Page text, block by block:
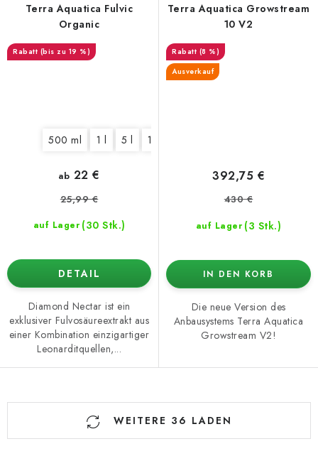
Terra Aquatica Fulvic
Organic
(bis zu 19 %)
500 ml 1 l 5 l 10 l
auf Lager (30 Stk.)
ab 22 €
25,99 €
DETAIL
Diamond Nectar ist ein
exklusiver Fulvosäureextrakt aus
einer Kombination einzigartiger
Leonarditquellen,...
Terra Aquatica Growstream
10 V2
(8 %)
Ausverkauf
auf Lager (3 Stk.)
392,75 €
430 €
IN DEN KORB
Die neue Version des
Anbausystems Terra Aquatica
Growstream V2!
WEITERE 36 LADEN